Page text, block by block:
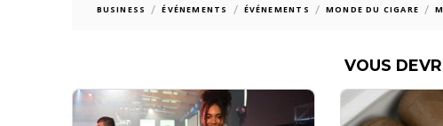
BUSINESS / ÉVÉNEMENTS / ÉVÉNEMENTS / MONDE DU CIGARE /
VOUS